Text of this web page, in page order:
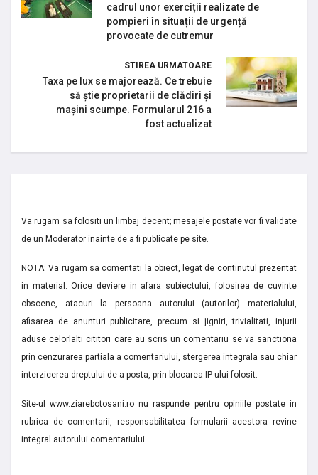
cadrul unor exerciții realizate de
pompieri în situații de urgență
provocate de cutremur
STIREA URMATOARE
Taxa pe lux se majorează. Ce trebuie
să știe proprietarii de clădiri și
mașini scumpe. Formularul 216 a
fost actualizat
Va rugam sa folositi un limbaj decent; mesajele postate vor fi validate
de un Moderator inainte de a fi publicate pe site.
NOTA: Va rugam sa comentati la obiect, legat de continutul prezentat
in material. Orice deviere in afara subiectului, folosirea de cuvinte
obscene, atacuri la persoana autorului (autorilor) materialului,
afisarea de anunturi publicitare, precum si jigniri, trivialitati, injurii
aduse celorlalti cititori care au scris un comentariu se va sanctiona
prin cenzurarea partiala a comentariului, stergerea integrala sau chiar
interzicerea dreptului de a posta, prin blocarea IP-ului folosit.
Site-ul www.ziarebotosani.ro nu raspunde pentru opiniile postate in
rubrica de comentarii, responsabilitatea formularii acestora revine
integral autorului comentariului.